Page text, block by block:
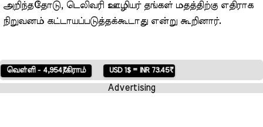
அறிந்ததோடு, டெலிவரி ஊழியர் தங்கள் மதத்திற்கு எதிராக
நிறுவனம் கட்டாயப்படுத்தக்கூடாது என்று கூறினார்.
4,954₹/கிராம் USD 1$ = INR 73.45₹
Advertising